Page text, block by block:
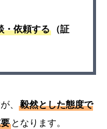
・依頼する
（証
、
毅然とした態度で
となります。